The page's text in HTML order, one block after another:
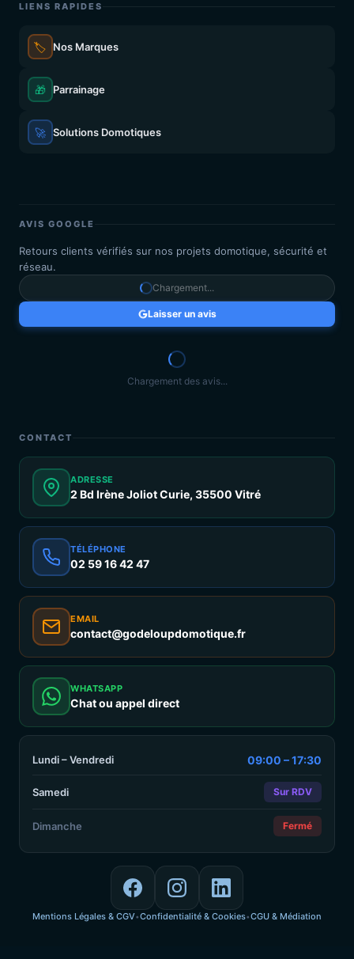
LIENS RAPIDES
🏷️ Nos Marques
🎁 Parrainage
🚀 Solutions Domotiques
AVIS GOOGLE
Retours clients vérifiés sur nos projets domotique, sécurité et
réseau.
Chargement...
Laisser un avis
Chargement des avis...
CONTACT
ADRESSE
2 Bd Irène Joliot Curie, 35500 Vitré
TÉLÉPHONE
02 59 16 42 47
EMAIL
contact@godeloupdomotique.fr
WHATSAPP
Chat ou appel direct
Lundi – Vendredi 09:00 – 17:30
Samedi Sur RDV
Dimanche Fermé
Mentions Légales & CGV•Confidentialité & Cookies•CGU & Médiation